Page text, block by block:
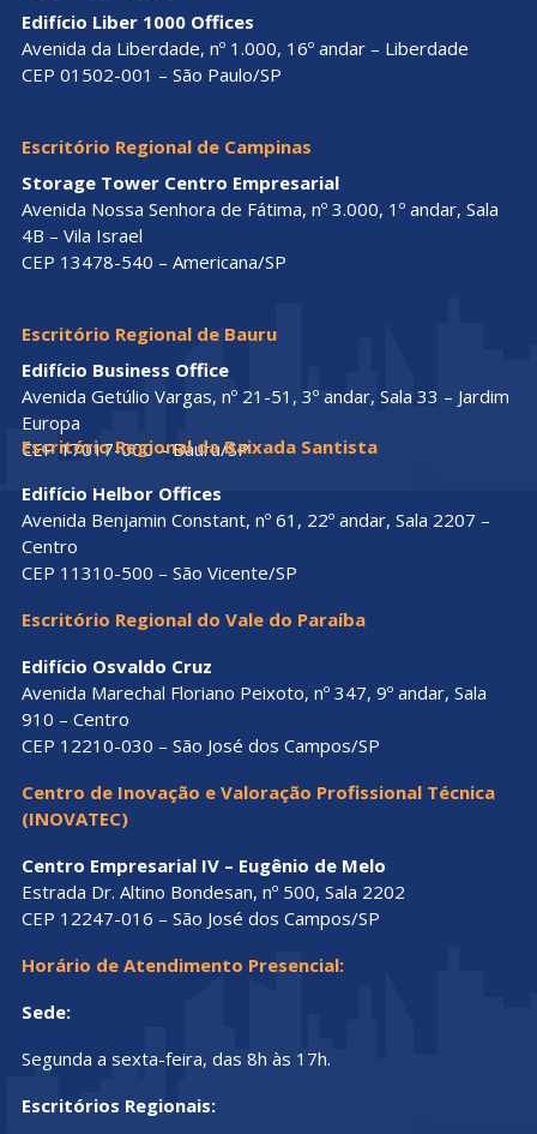
Edifício Liber 1000 Offices
Avenida da Liberdade, nº 1.000, 16º andar – Liberdade
CEP 01502-001 – São Paulo/SP
Escritório Regional de Campinas
Storage Tower Centro Empresarial
Avenida Nossa Senhora de Fátima, nº 3.000, 1º andar, Sala
4B – Vila Israel
CEP 13478-540 – Americana/SP
Escritório Regional de Bauru
Edifício Business Office
Avenida Getúlio Vargas, nº 21-51, 3º andar, Sala 33 – Jardim
Europa
CEP 17017-000 – Bauru/SP
Escritório Regional da Baixada Santista
Edifício Helbor Offices
Avenida Benjamin Constant, nº 61, 22º andar, Sala 2207 –
Centro
CEP 11310-500 – São Vicente/SP
Escritório Regional do Vale do Paraíba
Edifício Osvaldo Cruz
Avenida Marechal Floriano Peixoto, nº 347, 9º andar, Sala
910 – Centro
CEP 12210-030 – São José dos Campos/SP
Centro de Inovação e Valoração Profissional Técnica
(INOVATEC)
Centro Empresarial IV – Eugênio de Melo
Estrada Dr. Altino Bondesan, nº 500, Sala 2202
CEP 12247-016 – São José dos Campos/SP
Horário de Atendimento Presencial:
Sede:
Segunda a sexta-feira, das 8h às 17h.
Escritórios Regionais: